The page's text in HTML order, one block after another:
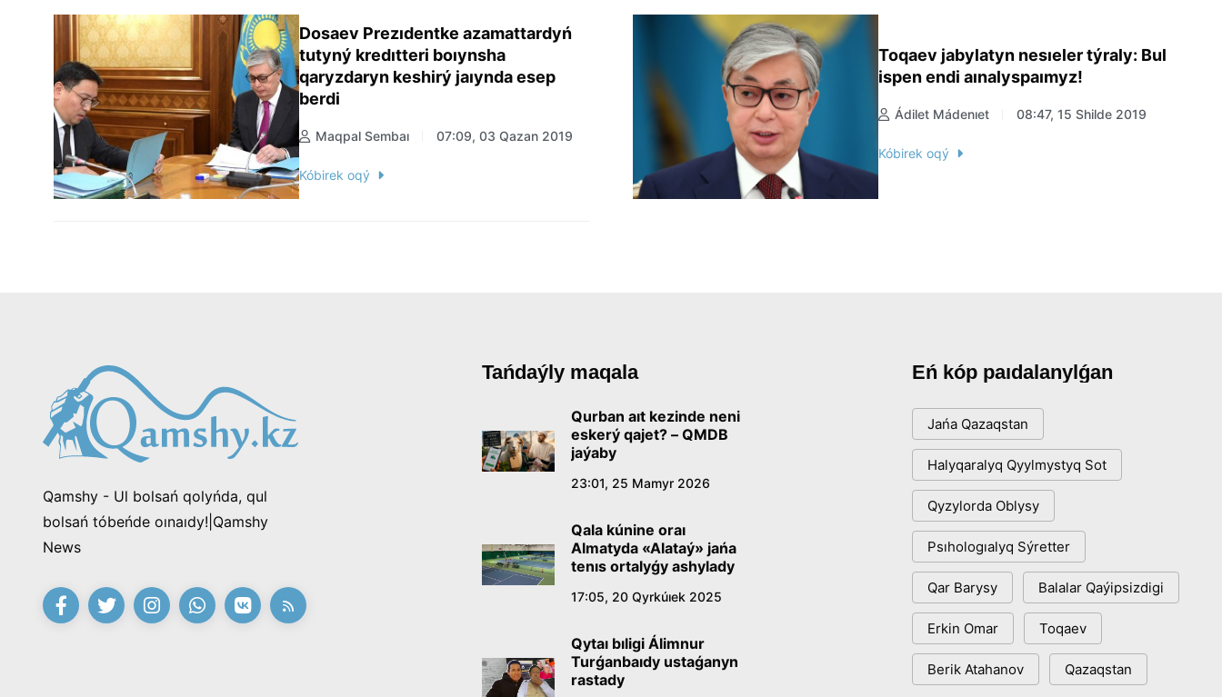
Dosaev Prezıdentke azamattardyń
tutyný kredıtteri boıynsha
qaryzdaryn keshirý jaıynda esep
berdi
Maqpal Sembaı 07:09, 03 Qazan 2019
Kóbirek oqý
Toqaev jabylatyn nesıeler týraly: Bul
ispen endi aınalyspaımyz!
Ádilet Mádenıet 08:47, 15 Shilde 2019
Kóbirek oqý
Qamshy - Ul bolsań qolyńda, qul
bolsań tóbeńde oınaıdy!|Qamshy
News
Tańdaýly maqala
Qurban aıt kezinde neni
eskerý qajet? – QMDB
jaýaby
23:01, 25 Mamyr 2026
Qala kúnine oraı
Almatyda «Alataý» jańa
tenıs ortalyǵy ashylady
17:05, 20 Qyrkúıek 2025
Qytaı bıligi Álimnur
Turǵanbaıdy ustaǵanyn
rastady
Eń kóp paıdalanylǵan
Jańa Qazaqstan
Halyqaralyq Qyylmystyq Sot
Qyzylorda Oblysy
Psıhologıalyq Sýretter
Qar Barysy Balalar Qaýipsizdigi
Erkin Omar Toqaev
Berik Atahanov Qazaqstan